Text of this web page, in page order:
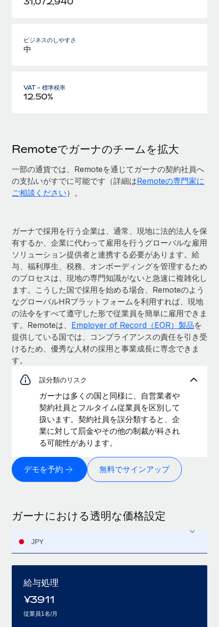
ビジネスのしやすさ
中
VAT - 標準税率
12.50%
Remoteでガーナのチームを拡大
一部の通貨では、Remoteを通じてガーナの契約社員へ
の支払いがすでに可能です（詳細はRemoteの専門家に
ご相談ください）。
ガーナで採用を行う企業は、通常、現地に法的法人を保
有するか、企業に代わって雇用を行うグローバルな雇用
ソリューション提供者と連携する必要があります。給
与、福利厚生、税務、オンボーディングを管理するため
のプロセスは、現地の専門知識がないと急速に複雑化し
ます。こうした国で採用を始める場合、Remoteのよう
なグローバルHRプラットフォームを利用すれば、現地
の法令をすべて遵守した形で従業員を簡単に雇用できま
す。Remoteは、 Employer of Record（EOR）製品を
提供している国では、コンプライアンスの責任を引き受
けるため、優秀な人材の採用と事業成長に専念できま
す。
誤分類のリスク
ガーナは多くの国と同様に、自営業者や
契約社員とフルタイム従業員を区別して
扱います。契約社員を誤分類すると、企
業に対して罰金やその他の制裁が科され
る可能性があります。
デモを予約 無料でサインアップ
ガーナにおける透明な価格設定
JPY
給与処理
¥3911
従業員1名/月